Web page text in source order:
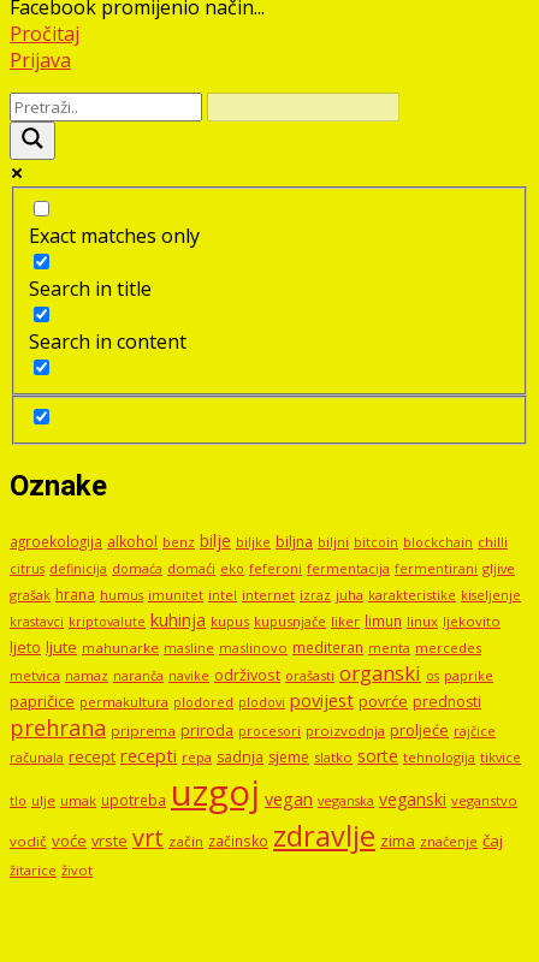
Facebook promijenio način...
Pročitaj
Prijava
Exact matches only
Search in title
Search in content
Oznake
agroekologija alkohol benz bilje biljke biljna biljni bitcoin blockchain chilli
citrus definicija domaća domaći eko feferoni fermentacija fermentirani gljive
grašak hrana humus imunitet intel internet izraz juha karakteristike kiseljenje
krastavci kriptovalute kuhinja kupus kupusnjače liker limun linux ljekovito
ljeto ljute mahunarke masline maslinovo mediteran menta mercedes
metvica namaz naranča navike održivost orašasti organski os paprike
papričice permakultura plodored plodovi povijest povrće prednosti
prehrana priprema priroda procesori proizvodnja proljeće rajčice
računala recept recepti repa sadnja sjeme slatko sorte tehnologija tikvice
tlo ulje umak upotreba uzgoj vegan veganska veganski veganstvo
vodič voće vrste vrt začin začinsko zdravlje zima značenje čaj
žitarice život